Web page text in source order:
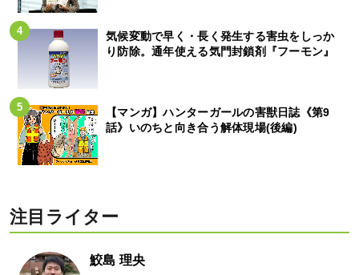
気候変動で早く・長く発生する害虫をしっか
り防除。通年使える気門封鎖剤『フーモン』
【マンガ】ハンターガールの害獣日誌《第9
話》いのちと向き合う解体現場(後編)
注目ライター
鮫島 理央